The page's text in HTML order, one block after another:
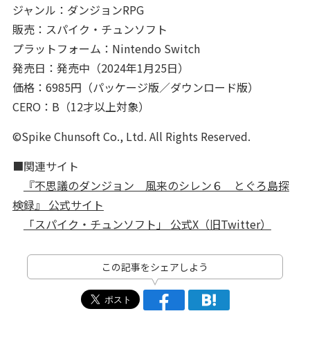
ジャンル：ダンジョンRPG
販売：スパイク・チュンソフト
プラットフォーム：Nintendo Switch
発売日：発売中（2024年1月25日）
価格：6985円（パッケージ版／ダウンロード版）
CERO：B（12才以上対象）
©Spike Chunsoft Co., Ltd. All Rights Reserved.
■関連サイト
『不思議のダンジョン 風来のシレン６ とぐろ島探
検録』 公式サイト
「スパイク・チュンソフト」 公式X（旧Twitter）
この記事をシェアしよう